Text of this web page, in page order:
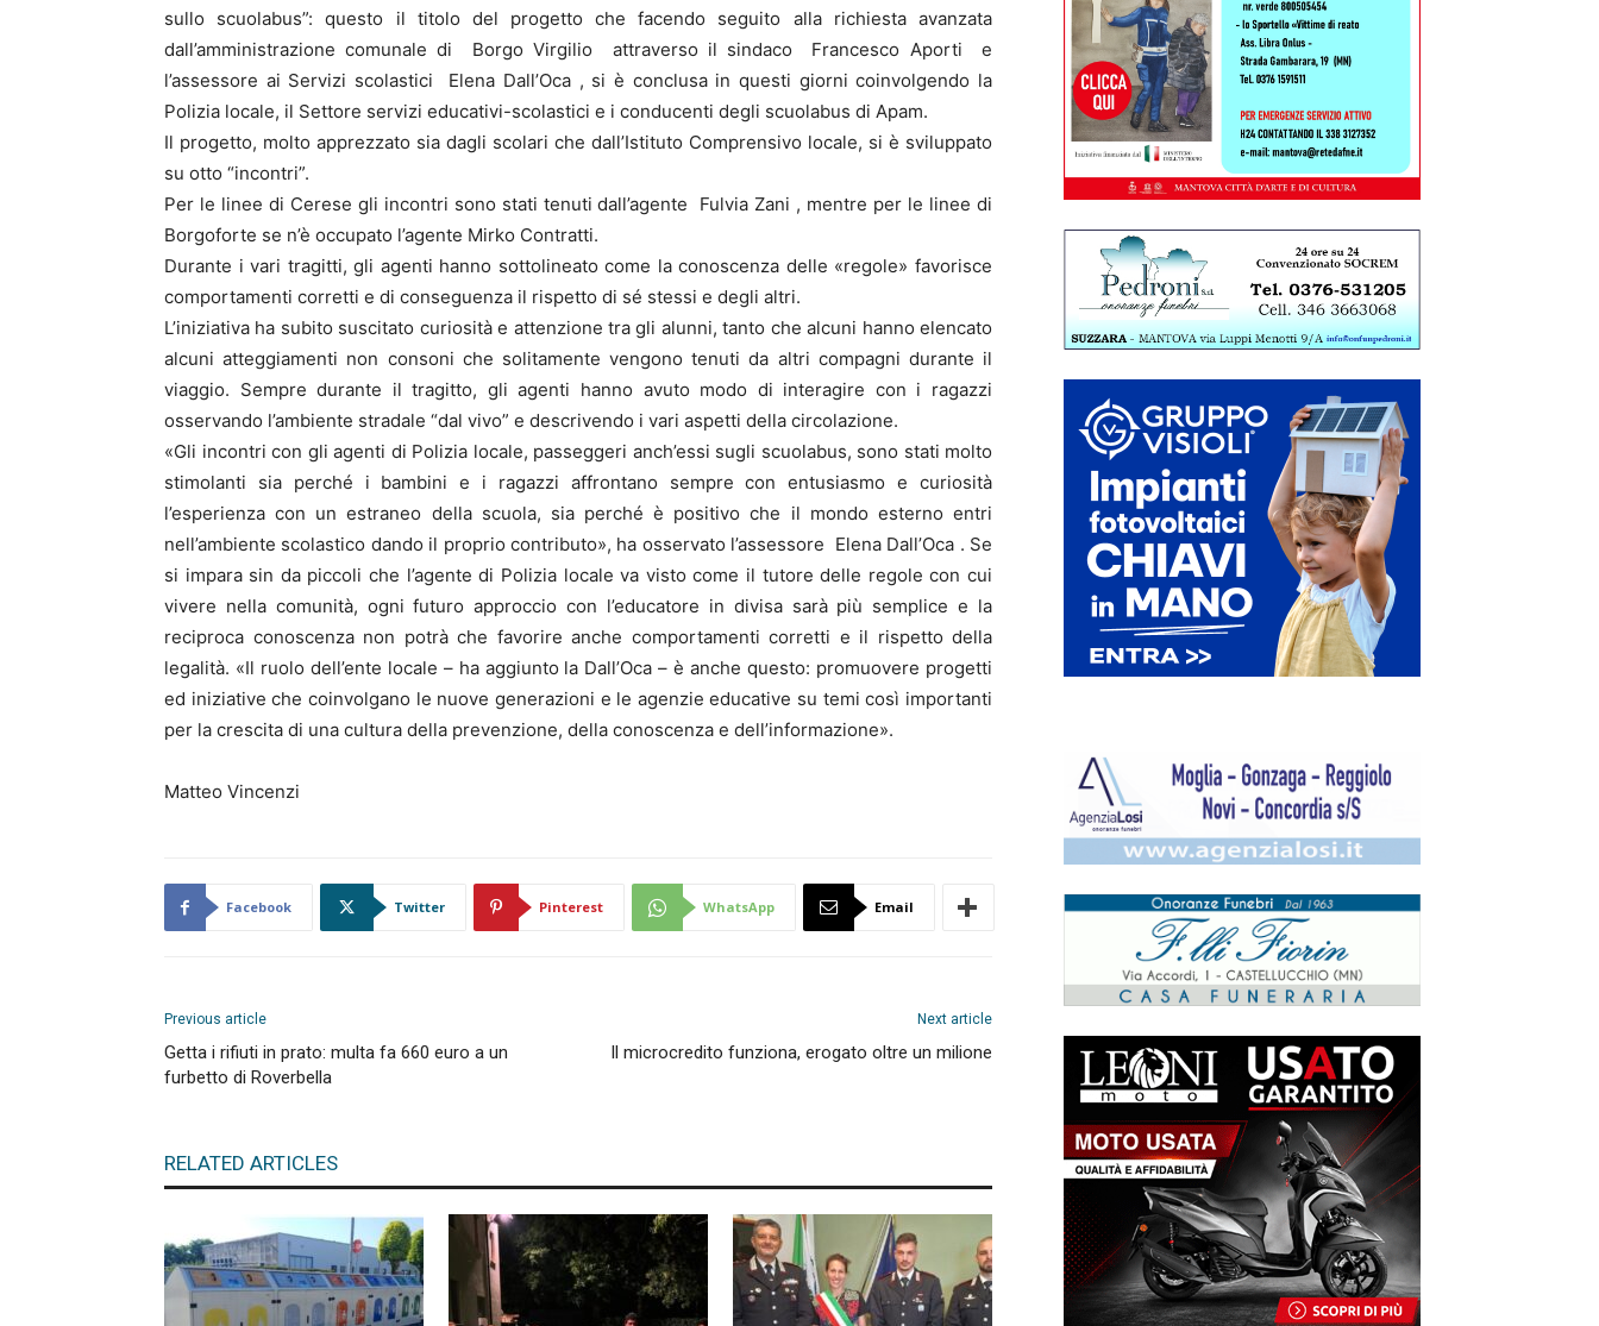
sullo scuolabus”: questo il titolo del progetto che facendo seguito alla richiesta avanzata
dall’amministrazione comunale di Borgo Virgilio attraverso il sindaco Francesco Aporti e
l’assessore ai Servizi scolastici Elena Dall’Oca , si è conclusa in questi giorni coinvolgendo la
Polizia locale, il Settore servizi educativi-scolastici e i conducenti degli scuolabus di Apam.
Il progetto, molto apprezzato sia dagli scolari che dall’Istituto Comprensivo locale, si è sviluppato
su otto “incontri”.
Per le linee di Cerese gli incontri sono stati tenuti dall’agente Fulvia Zani , mentre per le linee di
Borgoforte se n’è occupato l’agente Mirko Contratti.
Durante i vari tragitti, gli agenti hanno sottolineato come la conoscenza delle «regole» favorisce
comportamenti corretti e di conseguenza il rispetto di sé stessi e degli altri.
L’iniziativa ha subito suscitato curiosità e attenzione tra gli alunni, tanto che alcuni hanno elencato
alcuni atteggiamenti non consoni che solitamente vengono tenuti da altri compagni durante il
viaggio. Sempre durante il tragitto, gli agenti hanno avuto modo di interagire con i ragazzi
osservando l’ambiente stradale “dal vivo” e descrivendo i vari aspetti della circolazione.
«Gli incontri con gli agenti di Polizia locale, passeggeri anch’essi sugli scuolabus, sono stati molto
stimolanti sia perché i bambini e i ragazzi affrontano sempre con entusiasmo e curiosità
l’esperienza con un estraneo della scuola, sia perché è positivo che il mondo esterno entri
nell’ambiente scolastico dando il proprio contributo», ha osservato l’assessore Elena Dall’Oca . Se
si impara sin da piccoli che l’agente di Polizia locale va visto come il tutore delle regole con cui
vivere nella comunità, ogni futuro approccio con l’educatore in divisa sarà più semplice e la
reciproca conoscenza non potrà che favorire anche comportamenti corretti e il rispetto della
legalità. «Il ruolo dell’ente locale – ha aggiunto la Dall’Oca – è anche questo: promuovere progetti
ed iniziative che coinvolgano le nuove generazioni e le agenzie educative su temi così importanti
per la crescita di una cultura della prevenzione, della conoscenza e dell’informazione».
Matteo Vincenzi
Facebook Twitter Pinterest WhatsApp Email
Previous article
Getta i rifiuti in prato: multa fa 660 euro a un
furbetto di Roverbella
Next article
Il microcredito funziona, erogato oltre un milione
RELATED ARTICLES